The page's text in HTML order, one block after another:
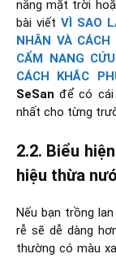
nắng mặt trời
bài viết VÌ SAO
NHÂN VÀ
CẨM NANG
CÁCH KHẮC
SeSan để có cái
nhất cho từng
2.2. Biểu
hiệu thừa
Nếu bạn trồng
rễ sẽ dễ dàng
thường có màu